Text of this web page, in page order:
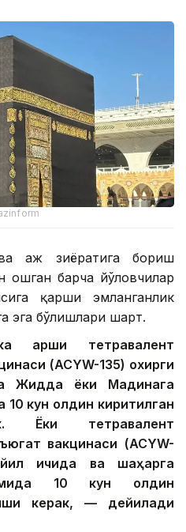
Ҳаж зиёратига бориш
ошган барча йўловчилар
қарши эмланганлик
эга бўлишлари шарт.
қарши тетравалент
(ACYW-135) охирги
Жидда ёки Мадинага
кун олдин киритилган
Ёки тетравалент
вакцинаси (ACYW-
ичида ва шаҳарга
10 кун олдин
керак, — дейилади